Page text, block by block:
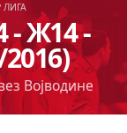
Ж14 -
Војводине
ЛИГА